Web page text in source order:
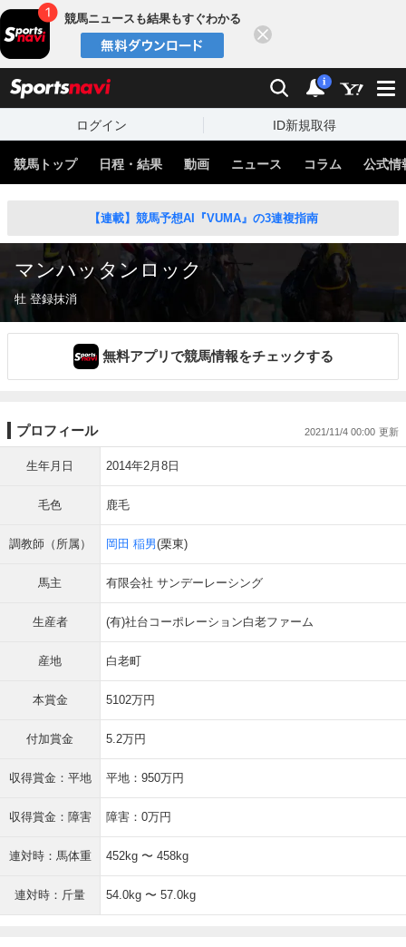
競馬ニュースも結果もすぐわかる
検索 通知
i
ログイン ID新規取得
競馬トップ 日程・結果 動画 ニュース コラム 公式情
【連載】競馬予想AI『VUMA』の3連複指南
マンハッタンロック
牡 登録抹消
無料アプリで競馬情報をチェックする
プロフィール 2021/11/4 00:00
生年月日 2014年2月8日
毛色 鹿毛
調教師（所属） 岡田 稲男(栗東)
馬主 有限会社 サンデーレーシング
生産者 (有)社台コーポレーション白老ファーム
産地 白老町
本賞金 5102万円
付加賞金 5.2万円
収得賞金：平地 平地：950万円
収得賞金：障害 障害：0万円
連対時：馬体重 452kg 〜 458kg
連対時：斤量 54.0kg 〜 57.0kg